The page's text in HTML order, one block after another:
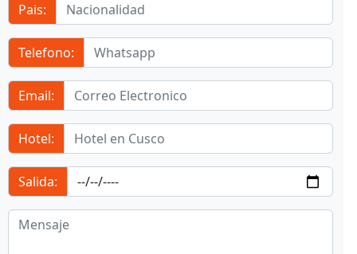
Pais:
Telefono:
Email:
Hotel:
Salida: